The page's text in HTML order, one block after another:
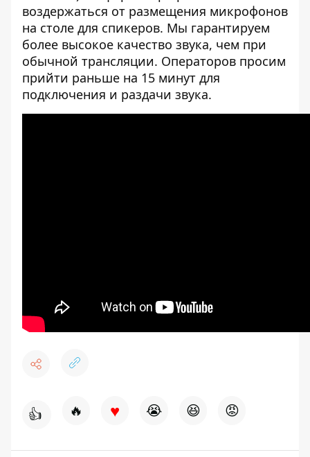
воздержаться от размещения микрофонов
на столе для спикеров. Мы гарантируем
более высокое качество звука, чем при
обычной трансляции. Операторов просим
прийти раньше на 15 минут для
подключения и раздачи звука.
👍 🔥 ♥ 😭 😆 😡